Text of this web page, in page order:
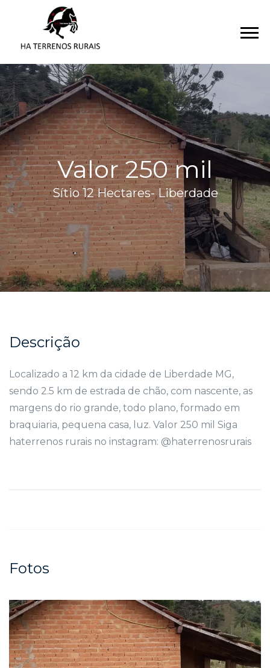
Valor 250 mil
Sítio 12 Hectares- Liberdade
Descrição
Localizado a 12 km da cidade de Liberdade MG,
sendo 2.5 km de estrada de chão, com nascente, as
margens do rio grande, todo plano, formado em
braquiaria, pequena casa, luz. Valor 250 mil Siga
haterrenos rurais no instagram: @haterrenosrurais
Fotos